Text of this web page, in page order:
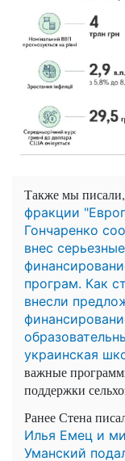
Также мы
фракции
Гончаренко
внес
програм. Как
внесли
украинская
важные
поддержки
Ранее Стена
Илья Емец и
Уманский